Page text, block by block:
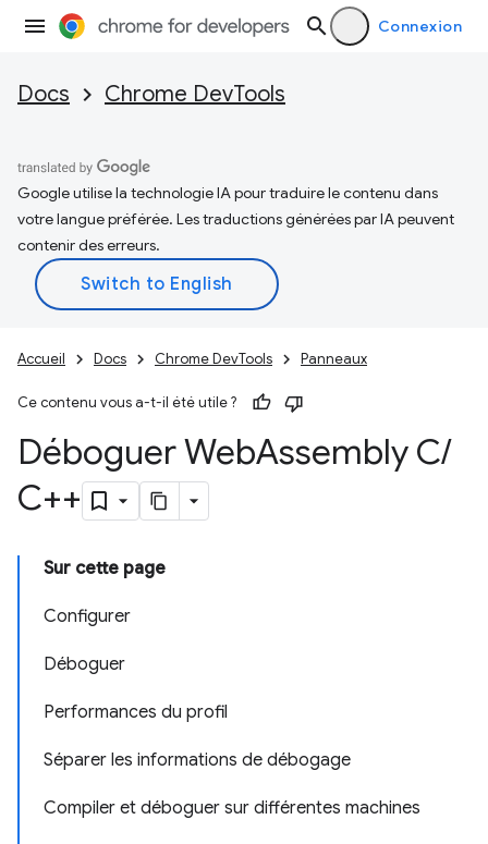
Connexion
Docs Chrome DevTools
Google utilise la technologie IA pour traduire le contenu dans
votre langue préférée. Les traductions générées par IA peuvent
contenir des erreurs.
Accueil Docs Chrome DevTools Panneaux
Ce contenu vous a-t-il été utile ?
Déboguer WebAssembly C/
C++
Sur cette page
Configurer
Déboguer
Performances du profil
Séparer les informations de débogage
Compiler et déboguer sur différentes machines